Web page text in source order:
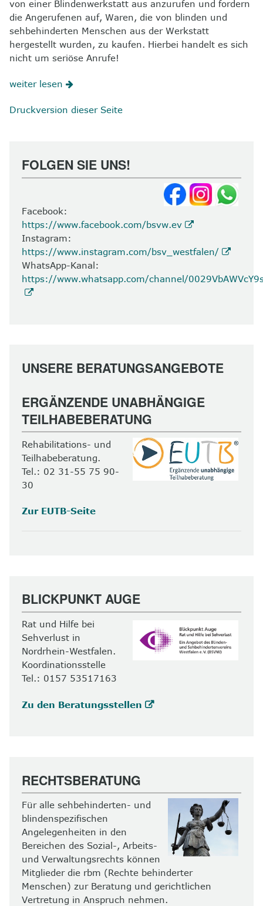
von einer Blindenwerkstatt aus anzurufen und fordern
die Angerufenen auf, Waren, die von blinden und
sehbehinderten Menschen aus der Werkstatt
hergestellt wurden, zu kaufen. Hierbei handelt es sich
nicht um seriöse Anrufe!
weiter lesen
Druckversion dieser Seite
FOLGEN SIE UNS!
Facebook:
https://www.facebook.com/bsvw.ev
Instagram:
https://www.instagram.com/bsv_westfalen/
WhatsApp-Kanal:
https://www.whatsapp.com/channel/
UNSERE BERATUNGSANGEBOTE
ERGÄNZENDE UNABHÄNGIGE
TEILHABEBERATUNG
Rehabilitations- und
Teilhabeberatung.
Tel.: 02 31-55 75 90-
30
Zur EUTB-Seite
BLICKPUNKT AUGE
Rat und Hilfe bei
Sehverlust in
Nordrhein-Westfalen.
Koordinationsstelle
Tel.: 0157 53517163
Zu den Beratungsstellen
RECHTSBERATUNG
Für alle sehbehinderten- und
blindenspezifischen
Angelegenheiten in den
Bereichen des Sozial-, Arbeits-
und Verwaltungsrechts können
Mitglieder die rbm (Rechte behinderter
Menschen) zur Beratung und gerichtlichen
Vertretung in Anspruch nehmen.